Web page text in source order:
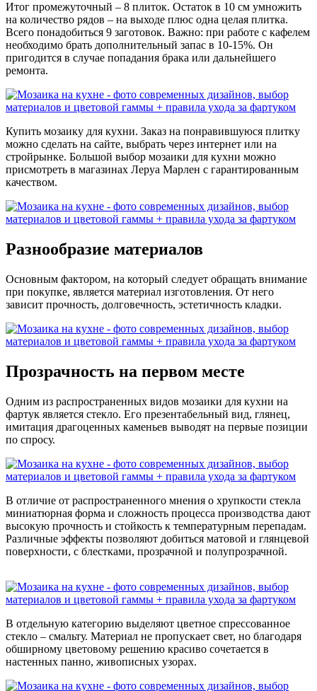
Итог промежуточный – 8 плиток. Остаток в 10 см умножить
на количество рядов – на выходе плюс одна целая плитка.
Всего понадобиться 9 заготовок. Важно: при работе с кафелем
необходимо брать дополнительный запас в 10-15%. Он
пригодится в случае попадания брака или дальнейшего
ремонта.
Купить мозаику для кухни. Заказ на понравившуюся плитку
можно сделать на сайте, выбрать через интернет или на
стройрынке. Большой выбор мозаики для кухни можно
присмотреть в магазинах Леруа Марлен с гарантированным
качеством.
Разнообразие материалов
Основным фактором, на который следует обращать внимание
при покупке, является материал изготовления. От него
зависит прочность, долговечность, эстетичность кладки.
Прозрачность на первом месте
Одним из распространенных видов мозаики для кухни на
фартук является стекло. Его презентабельный вид, глянец,
имитация драгоценных каменьев выводят на первые позиции
по спросу.
В отличие от распространенного мнения о хрупкости стекла
миниатюрная форма и сложность процесса производства дают
высокую прочность и стойкость к температурным перепадам.
Различные эффекты позволяют добиться матовой и глянцевой
поверхности, с блестками, прозрачной и полупрозрачной.
В отдельную категорию выделяют цветное спрессованное
стекло – смальту. Материал не пропускает свет, но благодаря
обширному цветовому решению красиво сочетается в
настенных панно, живописных узорах.